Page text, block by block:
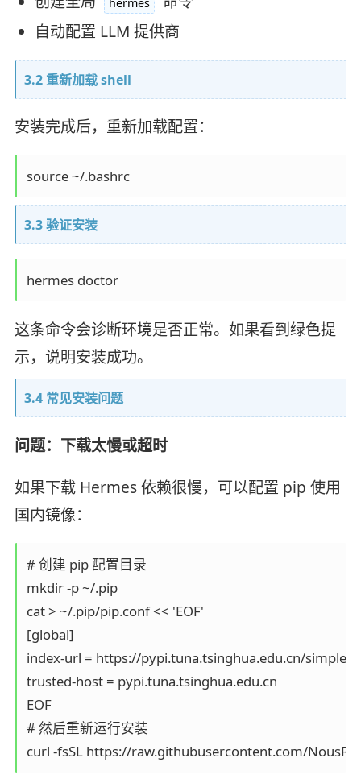
自动配置 LLM 提供商
3.2 重新加载 shell
安装完成后，重新加载配置：
source ~/.bashrc
3.3 验证安装
hermes doctor
这条命令会诊断环境是否正常。如果看到绿色提
示，说明安装成功。
3.4 常见安装问题
问题：下载太慢或超时
如果下载 Hermes 依赖很慢，可以配置 pip 使用
国内镜像：
# 创建 pip 配置目录
mkdir -p ~/.pip
cat > ~/.pip/pip.conf << 'EOF'
[global]
index-url = https://pypi.tuna.tsinghua.edu.cn/simple
trusted-host = pypi.tuna.tsinghua.edu.cn
EOF
# 然后重新运行安装
curl -fsSL https://raw.githubusercontent.com/